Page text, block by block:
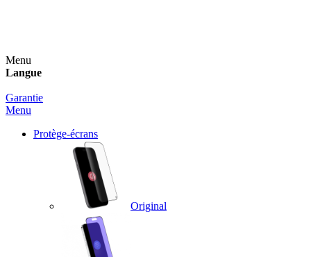
Menu
Langue
Garantie
Menu
Protège-écrans
Original